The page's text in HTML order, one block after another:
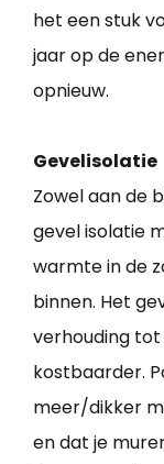
het een stuk
jaar op de
opnieuw.
Gevelisolatie
Zowel aan de
gevel isolatie
warmte in de
binnen. Het
verhouding
kostbaarder.
meer/dikker
en dat je